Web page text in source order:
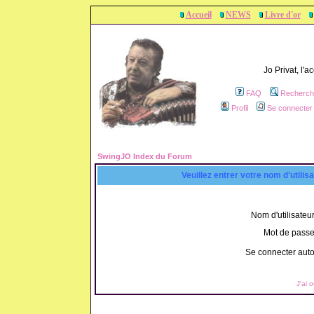
Accueil NEWS Livre d'or
Jo Privat,
FAQ
Profil
Se
SwingJO Index du Forum
Veuillez entrer votre nom
Nom
Mot de
Se connecter
J'ai